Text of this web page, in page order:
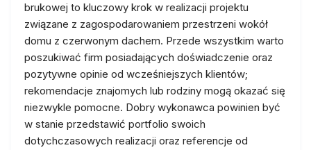
brukowej to kluczowy krok w realizacji projektu
związane z zagospodarowaniem przestrzeni wokół
domu z czerwonym dachem. Przede wszystkim warto
poszukiwać firm posiadających doświadczenie oraz
pozytywne opinie od wcześniejszych klientów;
rekomendacje znajomych lub rodziny mogą okazać się
niezwykle pomocne. Dobry wykonawca powinien być
w stanie przedstawić portfolio swoich
dotychczasowych realizacji oraz referencje od